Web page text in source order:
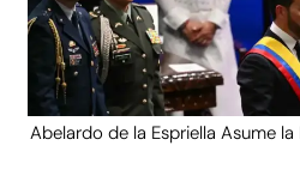
Abelardo de la Espriella Asume